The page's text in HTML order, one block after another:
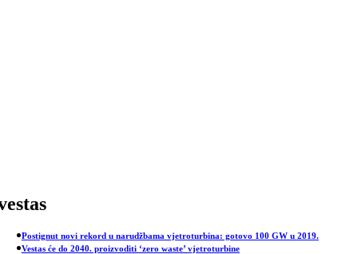
Postignut novi rekord u narudžbama vjetroturbina: gotovo 100 GW u 2019.
Vestas će do 2040. proizvoditi ‘zero waste’ vjetroturbine